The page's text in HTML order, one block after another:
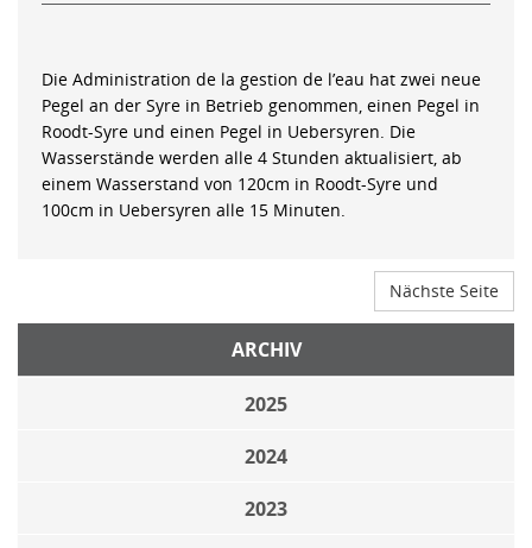
Die Administration de la gestion de l’eau hat zwei neue
Pegel an der Syre in Betrieb genommen, einen Pegel in
Roodt-Syre und einen Pegel in Uebersyren. Die
Wasserstände werden alle 4 Stunden aktualisiert, ab
einem Wasserstand von 120cm in Roodt-Syre und
100cm in Uebersyren alle 15 Minuten.
Nächste Seite
ARCHIV
2025
2024
2023